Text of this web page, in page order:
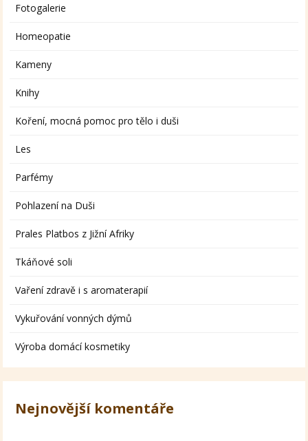
Fotogalerie
Homeopatie
Kameny
Knihy
Koření, mocná pomoc pro tělo i duši
Les
Parfémy
Pohlazení na Duši
Prales Platbos z Jižní Afriky
Tkáňové soli
Vaření zdravě i s aromaterapií
Vykuřování vonných dýmů
Výroba domácí kosmetiky
Nejnovější komentáře